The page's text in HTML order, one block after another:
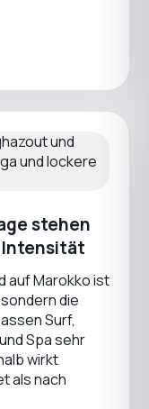
stehen
Intensität
auf Marokko ist
die
Surf,
Spa sehr
wirkt
als nach